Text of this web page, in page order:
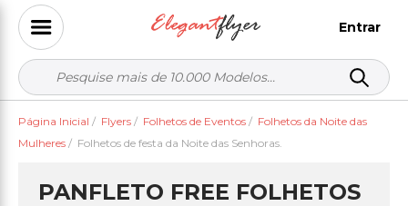
Entrar
Página Inicial / Flyers / Folhetos de Eventos / Folhetos da Noite das
Mulheres / Folhetos de festa da Noite das Senhoras.
PANFLETO FREE FOLHETOS